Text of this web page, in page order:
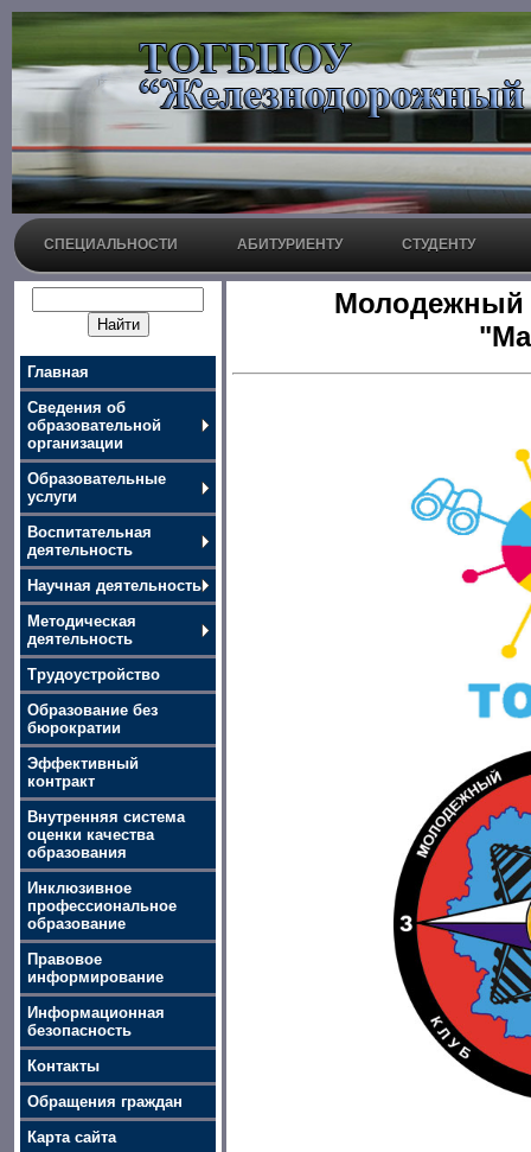
СПЕЦИАЛЬНОСТИ АБИТУРИЕНТУ СТУДЕНТУ
Главная
Сведения об
образовательной
организации
Образовательные
услуги
Воспитательная
деятельность
Научная деятельность
Методическая
деятельность
Трудоустройство
Образование без
бюрократии
Эффективный
контракт
Внутренняя система
оценки качества
образования
Инклюзивное
профессиональное
образование
Правовое
информирование
Информационная
безопасность
Контакты
Обращения граждан
Карта сайта
Молодежный